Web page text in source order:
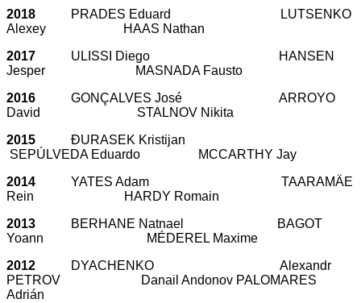
2018
PRADES Eduard LUTSENKO
Alexey HAAS Nathan
2017 ULISSI Diego HANSEN
Jesper MASNADA Fausto
2016 GONÇALVES José ARROYO
David STALNOV Nikita
2015 ĐURASEK Kristijan
SEPÚLVEDA Eduardo MCCARTHY Jay
2014 YATES Adam TAARAMÄE
Rein HARDY Romain
2013
BERHANE Natnael BAGOT
Yoann MÉDEREL Maxime
2012
DYACHENKO Alexandr
PETROV Danail Andonov PALOMARES
Adrián